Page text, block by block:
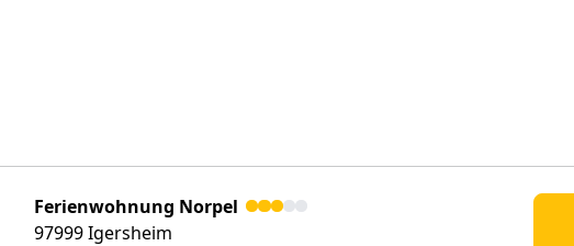
Ferienwohnung Norpel
97999 Igersheim